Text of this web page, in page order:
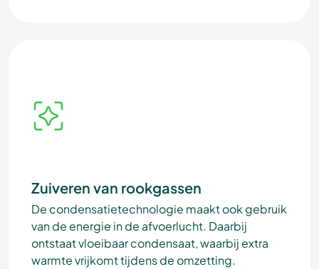
Zuiveren van rookgassen
De condensatietechnologie maakt ook gebruik
van de energie in de afvoerlucht. Daarbij
ontstaat vloeibaar condensaat, waarbij extra
warmte vrijkomt tijdens de omzetting.